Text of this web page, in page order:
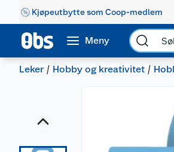
Kjøpeutbytte som Coop-medlem
Meny
Leker Hobby og kreativitet